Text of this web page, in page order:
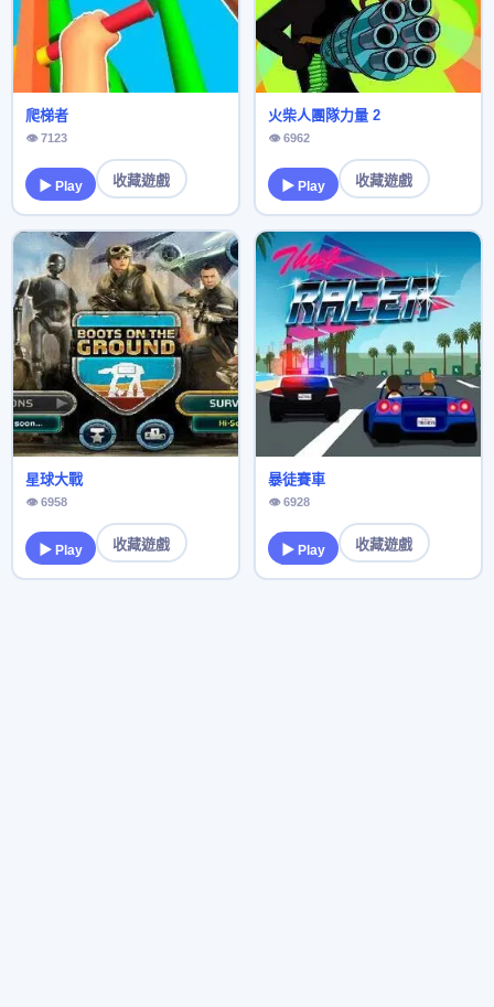
爬梯者
👁 7123
▶ Play 收藏遊戲
火柴人團隊力量 2
👁 6962
▶ Play 收藏遊戲
星球大戰
👁 6958
▶ Play 收藏遊戲
暴徒賽車
👁 6928
▶ Play 收藏遊戲